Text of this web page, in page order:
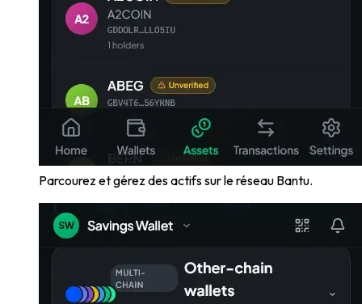
Parcourez et gérez des actifs sur le réseau Bantu.